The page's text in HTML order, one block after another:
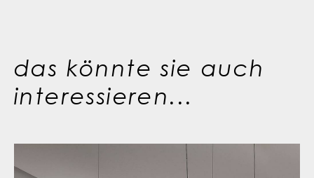
das könnte sie auch
interessieren...